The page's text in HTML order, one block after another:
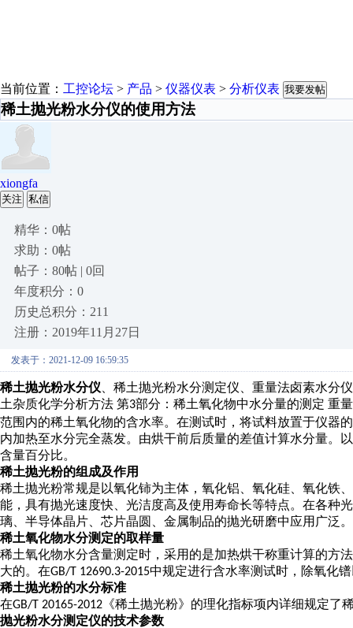
当前位置： 工控论坛 > 产品 > 仪器仪表 > 分析仪表 我要发帖
稀土抛光粉水分仪的使用方法
xiongfa
关注 私信
精华：0帖
求助：0帖
帖子：80帖 | 0回
年度积分：0
历史总积分：211
注册：2019年11月27日
发表于：2021-12-09 16:59:35
稀土抛光粉水分仪 、稀土抛光粉水分测定仪、重量法卤素水分
土杂质化学分析方法 第3部分：稀土氧化物中水分量的测定 重
范围内的稀土氧化物的含水率。在测试时，将试料放置于仪器
内加热至水分完全蒸发。由烘干前后质量的差值计算水分量。
含量百分比。
稀土抛光粉的组成及作用
稀土抛光粉常规是以氧化铈为主体，氧化铝、氧化硅、氧化铁
能，具有抛光速度快、光洁度高及使用寿命长等特点。在各种
璃、半导体晶片、芯片晶圆、金属制品的抛光研磨中应用广泛。
稀土氧化物水分测定的取样量
稀土氧化物水分含量测定时，采用的是加热烘干称重计算的方
大的。在GB/T 12690.3-2015中规定进行含水率测试时，除氧化
稀土抛光粉的水分标准
在GB/T 20165-2012 《稀土抛光粉》的理化指标项内详细规定了
抛光粉水分测定仪的技术参数